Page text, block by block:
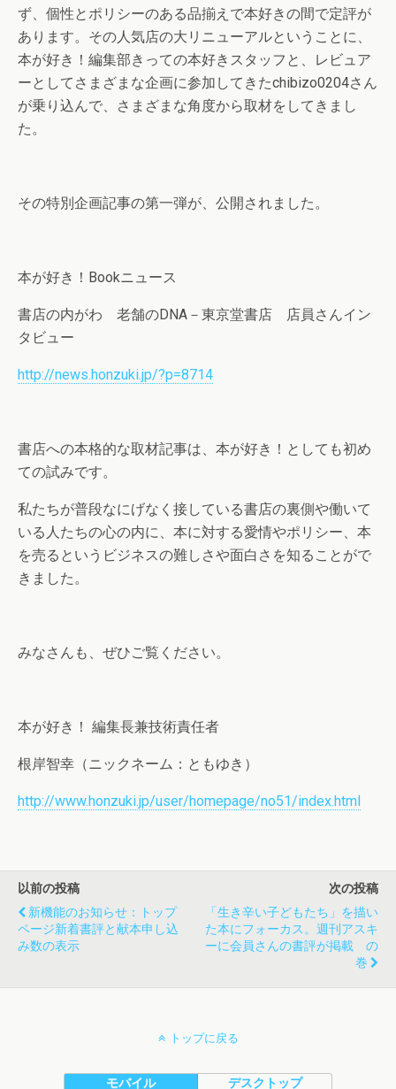
ず、個性とポリシーのある品揃えで本好きの間で定評が
あります。その人気店の大リニューアルということに、
本が好き！編集部きっての本好きスタッフと、レビュア
ーとしてさまざまな企画に参加してきたchibizo0204さん
が乗り込んで、さまざまな角度から取材をしてきまし
た。
その特別企画記事の第一弾が、公開されました。
本が好き！Bookニュース
書店の内がわ 老舗のDNA－東京堂書店 店員さんイン
タビュー
http://news.honzuki.jp/?p=8714
書店への本格的な取材記事は、本が好き！としても初め
ての試みです。
私たちが普段なにげなく接している書店の裏側や働いて
いる人たちの心の内に、本に対する愛情やポリシー、本
を売るというビジネスの難しさや面白さを知ることがで
きました。
みなさんも、ぜひご覧ください。
本が好き！ 編集長兼技術責任者
根岸智幸（ニックネーム：ともゆき）
http://www.honzuki.jp/user/homepage/no51/index.html
以前の投稿
新機能のお知らせ：トップ
ページ新着書評と献本申し込
み数の表示
次の投稿
「生き辛い子どもたち」を描い
た本にフォーカス。週刊アスキ
ーに会員さんの書評が掲載 の
巻
トップに戻る
モバイル デスクトップ